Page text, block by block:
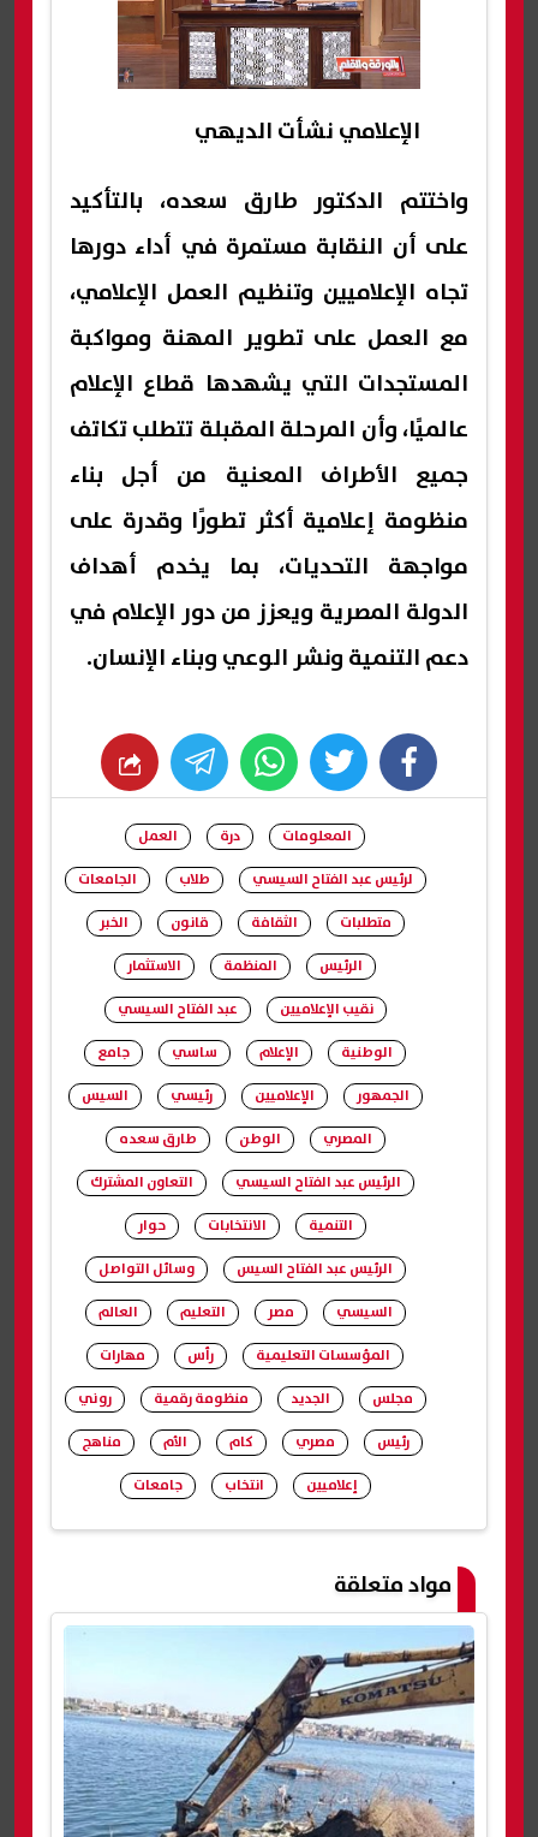
الإعلامي نشأت الديهي
واختتم الدكتور طارق سعده، بالتأكيد
على أن النقابة مستمرة في أداء دورها
تجاه الإعلاميين وتنظيم العمل الإعلامي،
مع العمل على تطوير المهنة ومواكبة
المستجدات التي يشهدها قطاع الإعلام
عالميًا، وأن المرحلة المقبلة تتطلب تكاتف
جميع الأطراف المعنية من أجل بناء
منظومة إعلامية أكثر تطورًا وقدرة على
مواجهة التحديات، بما يخدم أهداف
الدولة المصرية ويعزز من دور الإعلام في
دعم التنمية ونشر الوعي وبناء الإنسان.
facebook
twitter
whats
المعلومات درة
العمل
لرئيس عبد الفتاح السيسي
طلاب
الجامعات
متطلبات
الثقافة قانون
الخبر
الرئيس
المنظمة
الاستثمار
نقيب الإعلاميين
عبد الفتاح السيسي
الوطنية
الإعلام ساسي
جامع
الجمهور
الإعلاميين رئيسي
السيس
المصري
الوطن
طارق سعده
الرئيس عبد الفتاح السيسي
التعاون المشترك
التنمية
الانتخابات
حوار
الرئيس عبد الفتاح السيس
وسائل التواصل
السيسي
مصر التعليم
العالم
المؤسسات التعليمية
رأس
مهارات
مجلس
الجديد منظومة رقمية
روني
رئيس
مصري كام الأم
مناهج
إعلاميين
انتخاب جامعات
مواد متعلقة